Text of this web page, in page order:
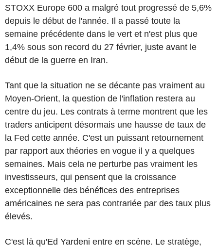
STOXX Europe 600 a malgré tout progressé de 5,6%
depuis le début de l'année. Il a passé toute la
semaine précédente dans le vert et n'est plus que
1,4% sous son record du 27 février, juste avant le
début de la guerre en Iran.
Tant que la situation ne se décante pas vraiment au
Moyen-Orient, la question de l'inflation restera au
centre du jeu. Les contrats à terme montrent que les
traders anticipent désormais une hausse de taux de
la Fed cette année. C'est un puissant retournement
par rapport aux théories en vogue il y a quelques
semaines. Mais cela ne perturbe pas vraiment les
investisseurs, qui pensent que la croissance
exceptionnelle des bénéfices des entreprises
américaines ne sera pas contrariée par des taux plus
élevés.
C'est là qu'Ed Yardeni entre en scène. Le stratège,